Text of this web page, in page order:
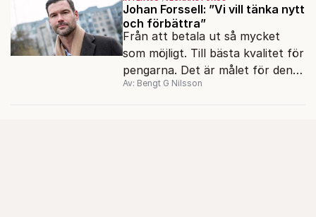
Johan Forssell: ”Vi vill tänka nytt
och förbättra”
Från att betala ut så mycket
som möjligt. Till bästa kvalitet för
pengarna. Det är målet för den
nya biståndspolitiken, enligt
Av: Bengt G Nilsson